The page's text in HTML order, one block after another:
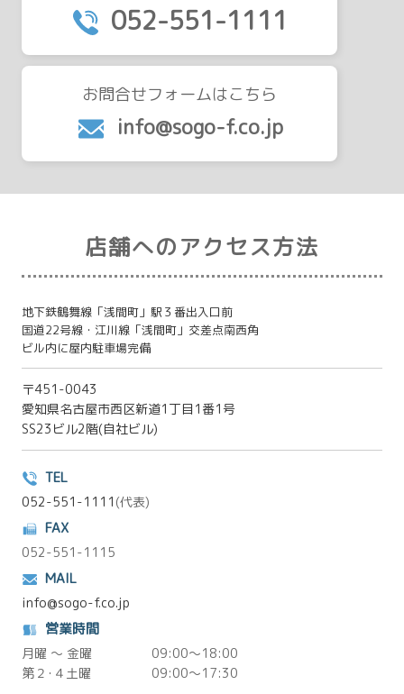
052-551-1111
お問合せフォームはこちら
info@sogo-f.co.jp
店舗へのアクセス方法
地下鉄鶴舞線「浅間町」駅３番出入口前
国道22号線・江川線「浅間町」交差点南西角
ビル内に屋内駐車場完備
〒451-0043
愛知県名古屋市西区新道1丁目1番1号
SS23ビル2階(自社ビル)
TEL
052-551-1111 (代表)
FAX
052-551-1115
MAIL
info@sogo-f.co.jp
営業時間
月曜 ～ 金曜
第２･４土曜
09:00～18:00
09:00～17:30